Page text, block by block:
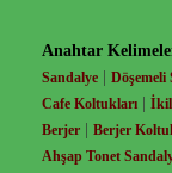
Anahtar
Sandalye
Döşemeli
Cafe Koltukları
Berjer
Berjer
Ahşap Tonet